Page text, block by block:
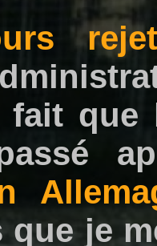
fait que
que je